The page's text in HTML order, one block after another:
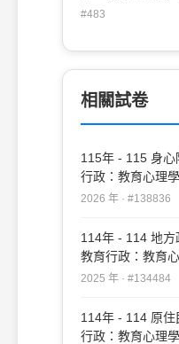
整體性 (B)創新性
#483
相關試卷
115年 - 115 身
行政：教育心理
2026 年 · #138836
114年 - 114 地方
教育行政：教育
2025 年 · #134484
114年 - 114 原
行政：教育心理